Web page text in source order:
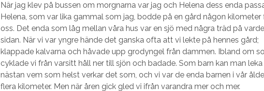
När jag klev på bussen om morgnarna var jag och Helena dess enda
Helena, som var lika gammal som jag, bodde på en gård någon kilometer
oss. Det enda som låg mellan våra hus var en sjö med några träd på
sidan. När vi var yngre hände det ganska ofta att vi lekte på hennes gård;
klappade kalvarna och håvade upp grodyngel från dammen. Ibland om
cyklade vi från varsitt håll ner till sjön och badade. Som barn kan man
nästan vem som helst verkar det som, och vi var de enda barnen i vår
flera kilometer. Men när åren gick gled vi ifrån varandra mer och mer.